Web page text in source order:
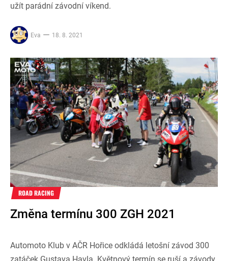
užít parádní závodní víkend.
Eva 18. 8. 2021
ROAD RACING
Změna termínu 300 ZGH 2021
Automoto Klub v AČR Hořice odkládá letošní závod 300